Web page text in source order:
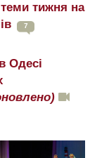
теми тижня на
7
Одесі